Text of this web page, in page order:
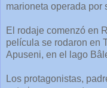
marioneta operada por
El rodaje comenzó en
película se rodaron en
Apuseni, en el lago
Los protagonistas,